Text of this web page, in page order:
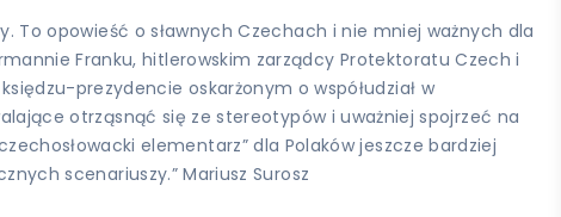
To opowieść o sławnych Czechach i nie mniej ważnych dla
Franku, hitlerowskim zarządcy Protektoratu Czech i
prezydencie oskarżonym o współudział w
otrząsnąć się ze stereotypów i uważniej spojrzeć na
elementarz” dla Polaków jeszcze bardziej
scenariuszy.” Mariusz Surosz